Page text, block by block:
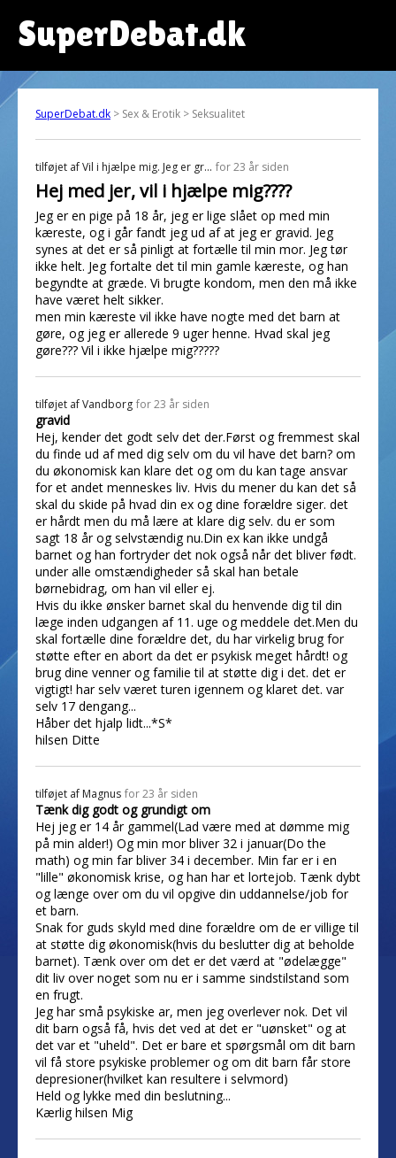
SuperDebat.dk
SuperDebat.dk > Sex & Erotik > Seksualitet
tilføjet afVil i hjælpe mig. Jeg er gr... for 23 år siden
Hej med jer, vil i hjælpe mig????
Jeg er en pige på 18 år, jeg er lige slået op med min
kæreste, og i går fandt jeg ud af at jeg er gravid. Jeg
synes at det er så pinligt at fortælle til min mor. Jeg tør
ikke helt. Jeg fortalte det til min gamle kæreste, og han
begyndte at græde. Vi brugte kondom, men den må ikke
have været helt sikker.
men min kæreste vil ikke have nogte med det barn at
gøre, og jeg er allerede 9 uger henne. Hvad skal jeg
gøre??? Vil i ikke hjælpe mig?????
tilføjet afVandborg for 23 år siden
gravid
Hej, kender det godt selv det der.Først og fremmest skal
du finde ud af med dig selv om du vil have det barn? om
du økonomisk kan klare det og om du kan tage ansvar
for et andet menneskes liv. Hvis du mener du kan det så
skal du skide på hvad din ex og dine forældre siger. det
er hårdt men du må lære at klare dig selv. du er som
sagt 18 år og selvstændig nu.Din ex kan ikke undgå
barnet og han fortryder det nok også når det bliver født.
under alle omstændigheder så skal han betale
børnebidrag, om han vil eller ej.
Hvis du ikke ønsker barnet skal du henvende dig til din
læge inden udgangen af 11. uge og meddele det.Men du
skal fortælle dine forældre det, du har virkelig brug for
støtte efter en abort da det er psykisk meget hårdt! og
brug dine venner og familie til at støtte dig i det. det er
vigtigt! har selv været turen igennem og klaret det. var
selv 17 dengang...
Håber det hjalp lidt...*S*
hilsen Ditte
tilføjet af Magnus for 23 år siden
Tænk dig godt og grundigt om
Hej jeg er 14 år gammel(Lad være med at dømme mig
på min alder!) Og min mor bliver 32 i januar(Do the
math) og min far bliver 34 i december. Min far er i en
"lille" økonomisk krise, og han har et lortejob. Tænk dybt
og længe over om du vil opgive din uddannelse/job for
et barn.
Snak for guds skyld med dine forældre om de er villige til
at støtte dig økonomisk(hvis du beslutter dig at beholde
barnet). Tænk over om det er det værd at "ødelægge"
dit liv over noget som nu er i samme sindstilstand som
en frugt.
Jeg har små psykiske ar, men jeg overlever nok. Det vil
dit barn også få, hvis det ved at det er "uønsket" og at
det var et "uheld". Det er bare et spørgsmål om dit barn
vil få store psykiske problemer og om dit barn får store
depresioner(hvilket kan resultere i selvmord)
Held og lykke med din beslutning...
Kærlig hilsen Mig